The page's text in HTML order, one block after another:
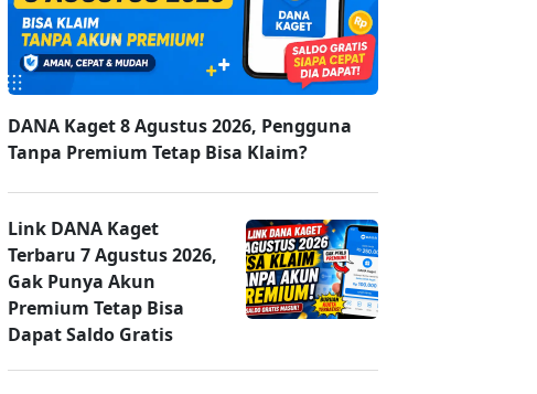
DANA Kaget 8 Agustus 2026, Pengguna
Tanpa Premium Tetap Bisa Klaim?
Link DANA Kaget
Terbaru 7 Agustus 2026,
Gak Punya Akun
Premium Tetap Bisa
Dapat Saldo Gratis